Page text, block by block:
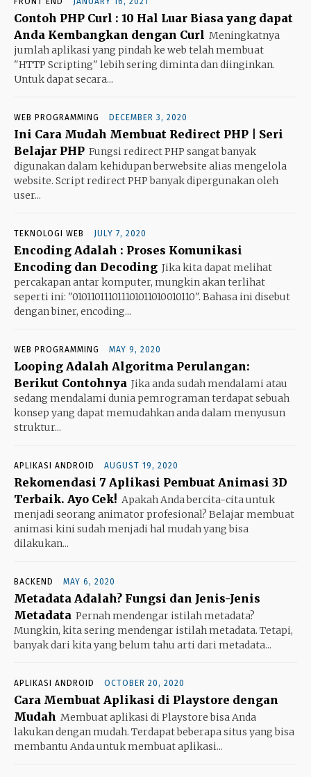
Contoh PHP Curl : 10 Hal Luar Biasa yang dapat
Anda Kembangkan dengan Curl Meningkatnya
jumlah aplikasi yang pindah ke web telah membuat
"HTTP Scripting" lebih sering diminta dan diinginkan.
Untuk dapat secara...
WEB PROGRAMMING DECEMBER 3, 2020
Ini Cara Mudah Membuat Redirect PHP | Seri
Belajar PHP Fungsi redirect PHP sangat banyak
digunakan dalam kehidupan berwebsite alias mengelola
website. Script redirect PHP banyak dipergunakan oleh
user...
TEKNOLOGI WEB JULY 7, 2020
Encoding Adalah : Proses Komunikasi
Encoding dan Decoding Jika kita dapat melihat
percakapan antar komputer, mungkin akan terlihat
seperti ini: "010110111011101011010010110". Bahasa ini disebut
dengan biner, encoding...
WEB PROGRAMMING MAY 9, 2020
Looping Adalah Algoritma Perulangan:
Berikut Contohnya Jika anda sudah mendalami atau
sedang mendalami dunia pemrograman terdapat sebuah
konsep yang dapat memudahkan anda dalam menyusun
struktur...
APLIKASI ANDROID AUGUST 19, 2020
Rekomendasi 7 Aplikasi Pembuat Animasi 3D
Terbaik. Ayo Cek! Apakah Anda bercita-cita untuk
menjadi seorang animator profesional? Belajar membuat
animasi kini sudah menjadi hal mudah yang bisa
dilakukan...
BACKEND MAY 6, 2020
Metadata Adalah? Fungsi dan Jenis-Jenis
Metadata Pernah mendengar istilah metadata?
Mungkin, kita sering mendengar istilah metadata. Tetapi,
banyak dari kita yang belum tahu arti dari metadata...
APLIKASI ANDROID OCTOBER 20, 2020
Cara Membuat Aplikasi di Playstore dengan
Mudah Membuat aplikasi di Playstore bisa Anda
lakukan dengan mudah. Terdapat beberapa situs yang bisa
membantu Anda untuk membuat aplikasi...